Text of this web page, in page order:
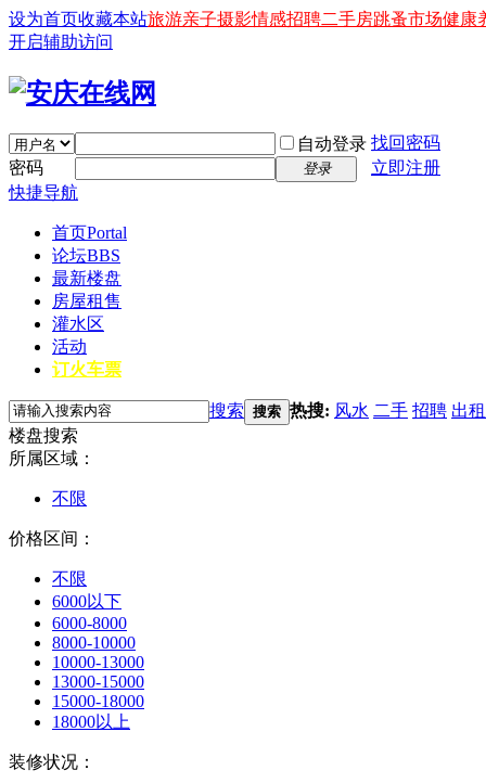
设为首页收藏本站旅游亲子摄影情感招聘二手房跳蚤市场健康
开启辅助访问
自动登录 找回密码
密码
登录
立即注册
快捷导航
首页Portal
论坛BBS
最新楼盘
房屋租售
灌水区
活动
订火车票
搜索 搜索 热搜: 风水 二手 招聘 出租
楼盘搜索
所属区域：
不限
价格区间：
不限
6000以下
6000-8000
8000-10000
10000-13000
13000-15000
15000-18000
18000以上
装修状况：